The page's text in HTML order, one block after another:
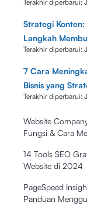
Terakhir diperbarui:
Strategi
Langkah
Terakhir diperbarui:
7 Cara
Bisnis yang
Terakhir diperbarui:
Website
Fungsi & Cara
14 Tools SEO
Website di 2024
PageSpeed
Panduan